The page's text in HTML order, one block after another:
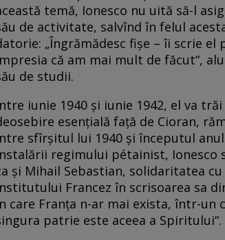
temă, Ionesco nu uită să-l
de activitate, salvînd în felul
„Îngrămădesc fişe – îi scrie el
că am mai mult de făcut“,
de studii.
iunie 1940 şi iunie 1942, el va
esenţială faţă de Cioran,
sfîrşitul lui 1940 şi începutul
regimului pétainist, Ionesco
şi Mihail Sebastian, solidaritatea
Francez în scrisoarea sa
care Franţa n-ar mai exista, într-un
patrie este aceea a Spiritului“.